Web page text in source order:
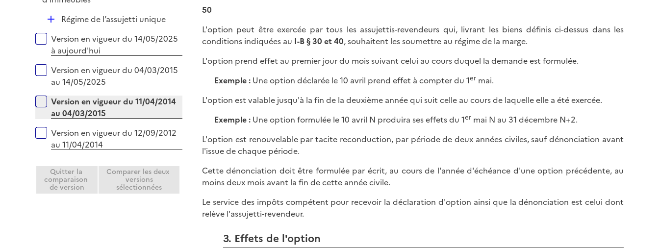
e
r
D
p
l
i
r
Régime de l’assujetti unique
Versions sur la période
Version en vigueur du 14/05/2025
à aujourd'hui
Version en vigueur du 04/03/2015
au 14/05/2025
Version en vigueur du 11/04/2014
au 04/03/2015
Version en vigueur du 12/09/2012
au 11/04/2014
Quitter la
comparaison
de version
Comparer les deux
versions
sélectionnées
50
L'option peut être exercée par tous les assujettis-revendeurs qui, livrant les biens définis ci-dessus dans les
conditions indiquées au I-B § 30 et 40, souhaitent les soumettre au régime de la marge.
L'option prend effet au premier jour du mois suivant celui au cours duquel la demande est formulée.
Exemple :Une option déclarée le 10 avril prend effet à compter du 1ermai.
L'option est valable jusqu'à la fin de la deuxième année qui suit celle au cours de laquelle elle a été exercée.
Exemple :Une option formulée le 10 avril N produira ses effets du 1er mai N au 31 décembre N+2.
L'option est renouvelable par tacite reconduction, par période de deux années civiles, sauf dénonciation avant
l'issue de chaque période.
Cette dénonciation doit être formulée par écrit, au cours de l'année d'échéance d'une option précédente, au
moins deux mois avant la fin de cette année civile.
Le service des impôts compétent pour recevoir la déclaration d'option ainsi que la dénonciation est celui dont
relève l'assujetti-revendeur.
3. Effets de l'option